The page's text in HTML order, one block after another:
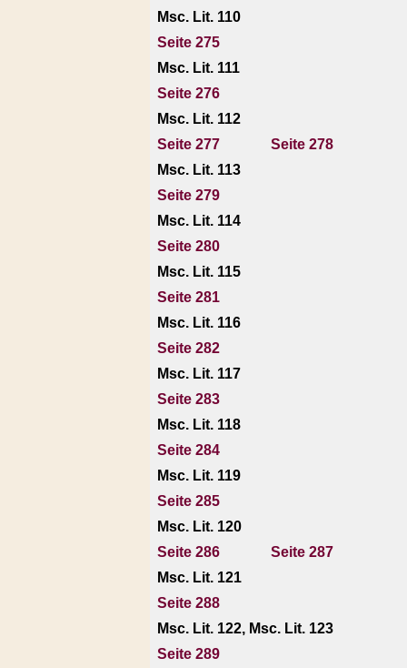
Msc. Lit. 110
Seite 275
Msc. Lit. 111
Seite 276
Msc. Lit. 112
Seite 277
Seite 278
Msc. Lit. 113
Seite 279
Msc. Lit. 114
Seite 280
Msc. Lit. 115
Seite 281
Msc. Lit. 116
Seite 282
Msc. Lit. 117
Seite 283
Msc. Lit. 118
Seite 284
Msc. Lit. 119
Seite 285
Msc. Lit. 120
Seite 286
Seite 287
Msc. Lit. 121
Seite 288
Msc. Lit. 122, Msc. Lit. 123
Seite 289